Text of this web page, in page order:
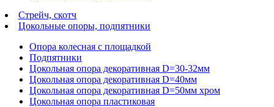
Стрейч, скотч
Цокольные опоры, подпятники
Опора колесная с площадкой
Подпятники
Цокольная опора декоративная D=30-32мм
Цокольная опора декоративная D=40мм
Цокольная опора декоративная D=50мм хром
Цокольная опора пластиковая